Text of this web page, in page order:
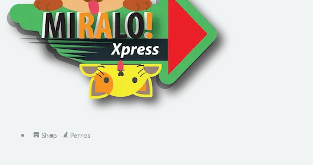
Shop Perros